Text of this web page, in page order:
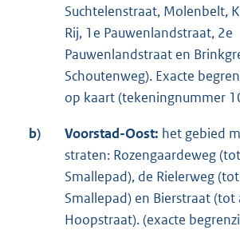
Suchtelenstraat, Molenbelt,
Rij, 1e Pauwenlandstraat, 2e
Pauwenlandstraat en
Schoutenweg). Exacte
op kaart (tekeningnummer
b) Voorstad-Oost: het gebied
straten: Rozengaardeweg
Smallepad), de Rielerweg
Smallepad) en Bierstraat (tot
Hoopstraat). (exacte